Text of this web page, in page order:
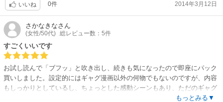
回は徹底して背後からの活躍（？）。
スミレが、明るくまっすぐな女子高生に見えるなかに、人形ならではの表
情や動きが混ざり、さらに笑いを誘います。水泳のシーンと飲食のシーン
は最高。そして今回も大笑いとともに、感動することも多し。多くの方に
読んでいただきたい作品です。
いいね 0件 2014年3月12日
さかなきなさん
(女性/50代) 総レビュー数：5件
すごくいいです
お試し読んで「ブフッ」と吹き出し、続きも気になったので即座にパック
買いしました。設定的にはギャグ漫画以外の何物でもないのですが、内容
もしっかりとしているし、ちょっとした感動シーンもあり、ただのギャグ
漫画ではないな、という感じです。かなりオススメできる漫画だと思いま
もっとみる▼